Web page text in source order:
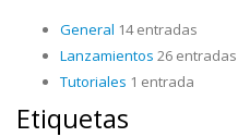
General 14 entradas
Lanzamientos 26 entradas
Tutoriales 1 entrada
Etiquetas